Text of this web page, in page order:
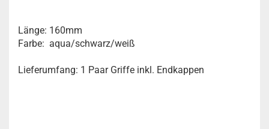
Länge: 160mm
Farbe: aqua/schwarz/weiß
Lieferumfang: 1 Paar Griffe inkl. Endkappen